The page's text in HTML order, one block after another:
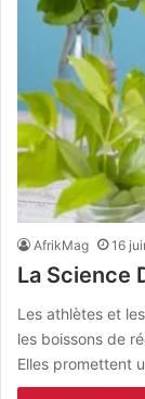
AfrikMag 16
La Science
Les athlètes et
les boissons de
Elles promettent